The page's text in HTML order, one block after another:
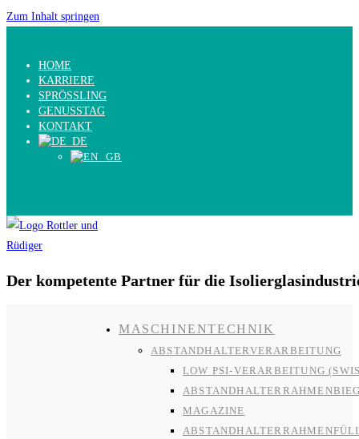
Zum Inhalt springen
HOME
KARRIERE
SPRÖSSLING
GENUSSTAG
KONTAKT
Der kompetente Partner für die
MASCHINENTECHNIK
ABSTANDHALTERVERARBEITUNG
LOW PSI-VERARBEITUNG
MAGAZINE